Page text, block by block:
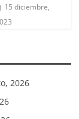
15 diciembre,
2026